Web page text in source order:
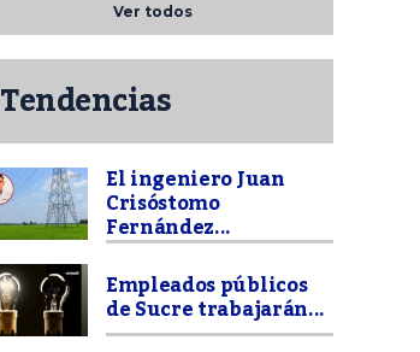
Ver todos
Tendencias
El ingeniero Juan
Crisóstomo
Fernández...
Empleados públicos
de Sucre trabajarán...